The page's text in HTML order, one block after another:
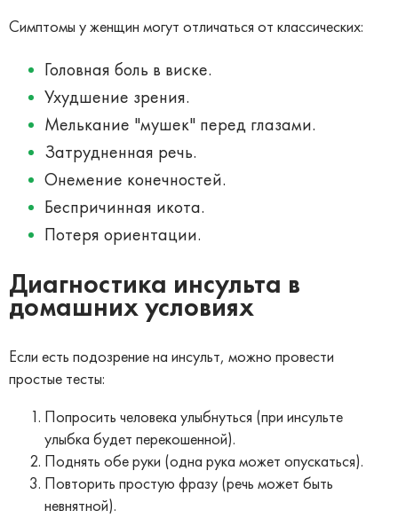
Симптомы у женщин могут отличаться от классических:
Головная боль в виске.
Ухудшение зрения.
Мелькание "мушек" перед глазами.
Затрудненная речь.
Онемение конечностей.
Беспричинная икота.
Потеря ориентации.
Диагностика инсульта в
домашних условиях
Если есть подозрение на инсульт, можно провести
простые тесты:
Попросить человека улыбнуться (при инсульте
улыбка будет перекошенной).
Поднять обе руки (одна рука может опускаться).
Повторить простую фразу (речь может быть
невнятной).